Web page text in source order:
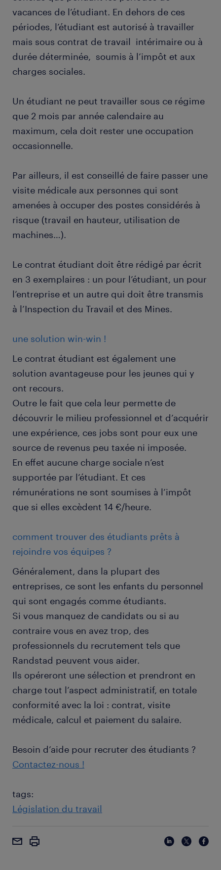
vacances de l’étudiant. En dehors de ces
périodes, l’étudiant est autorisé à travailler
mais sous contrat de travail intérimaire ou à
durée déterminée, soumis à l’impôt et aux
charges sociales.
Un étudiant ne peut travailler sous ce régime
que 2 mois par année calendaire au
maximum, cela doit rester une occupation
occasionnelle.
Par ailleurs, il est conseillé de faire passer une
visite médicale aux personnes qui sont
amenées à occuper des postes considérés à
risque (travail en hauteur, utilisation de
machines…).
Le contrat étudiant doit être rédigé par écrit
en 3 exemplaires : un pour l’étudiant, un pour
l’entreprise et un autre qui doit être transmis
à l’Inspection du Travail et des Mines.
une solution win-win !
Le contrat étudiant est également une
solution avantageuse pour les jeunes qui y
ont recours.
Outre le fait que cela leur permette de
découvrir le milieu professionnel et d’acquérir
une expérience, ces jobs sont pour eux une
source de revenus peu taxée ni imposée.
En effet aucune charge sociale n’est
supportée par l’étudiant. Et ces
rémunérations ne sont soumises à l’impôt
que si elles excèdent 14 €/heure.
comment trouver des étudiants prêts à
rejoindre vos équipes ?
Généralement, dans la plupart des
entreprises, ce sont les enfants du personnel
qui sont engagés comme étudiants.
Si vous manquez de candidats ou si au
contraire vous en avez trop, des
professionnels du recrutement tels que
Randstad peuvent vous aider.
Ils opéreront une sélection et prendront en
charge tout l’aspect administratif, en totale
conformité avec la loi : contrat, visite
médicale, calcul et paiement du salaire.
Besoin d’aide pour recruter des étudiants ?
Contactez-nous !
tags:
Législation du travail